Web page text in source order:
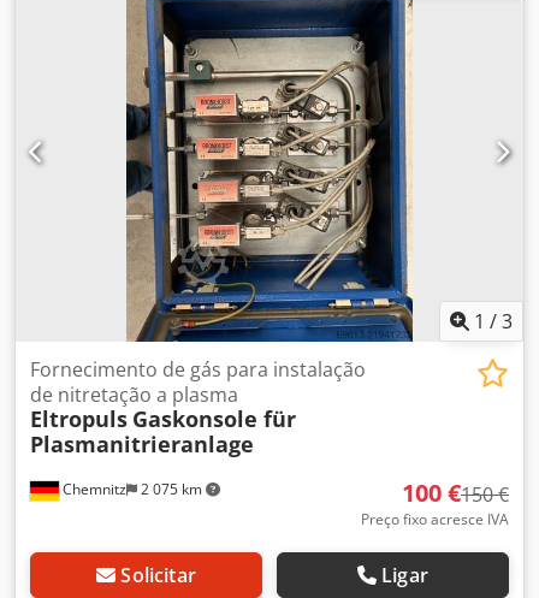
1 /3
Chemnitz 2 075 km
Fornecimento de gás para instalação
de nitretação a plasma
Eltropuls Gaskonsole für
Plasmanitrieranlage
100 €150 €
Preço fixo acresce IVA
Solicitar Ligar